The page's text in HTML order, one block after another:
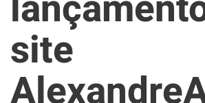
site